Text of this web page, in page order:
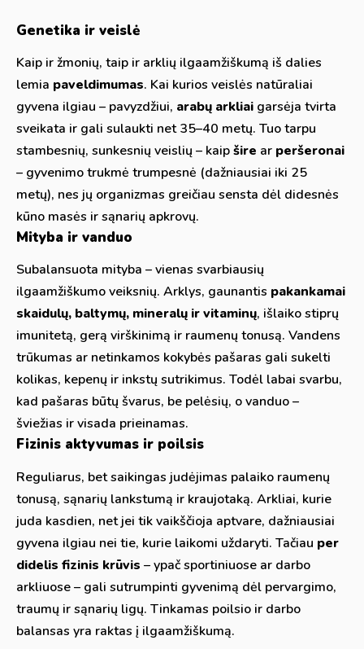
Genetika ir veislė
Kaip ir žmonių, taip ir arklių ilgaamžiškumą iš dalies
lemia paveldimumas. Kai kurios veislės natūraliai
gyvena ilgiau – pavyzdžiui, arabų arkliai garsėja tvirta
sveikata ir gali sulaukti net 35–40 metų. Tuo tarpu
stambesnių, sunkesnių veislių – kaipšire ar peršeronai
– gyvenimo trukmė trumpesnė (dažniausiai iki 25
metų), nes jų organizmas greičiau sensta dėl didesnės
kūno masės ir sąnarių apkrovų.
Mityba ir vanduo
Subalansuota mityba – vienas svarbiausių
ilgaamžiškumo veiksnių. Arklys, gaunantis pakankamai
skaidulų, baltymų, mineralų ir vitaminų, išlaiko stiprų
imunitetą, gerą virškinimą ir raumenų tonusą. Vandens
trūkumas ar netinkamos kokybės pašaras gali sukelti
kolikas, kepenų ir inkstų sutrikimus. Todėl labai svarbu,
kad pašaras būtų švarus, be pelėsių, o vanduo –
šviežias ir visada prieinamas.
Fizinis aktyvumas ir poilsis
Reguliarus, bet saikingas judėjimas palaiko raumenų
tonusą, sąnarių lankstumą ir kraujotaką. Arkliai, kurie
juda kasdien, net jei tik vaikščioja aptvare, dažniausiai
gyvena ilgiau nei tie, kurie laikomi uždaryti. Tačiau per
didelis fizinis krūvis – ypač sportiniuose ar darbo
arkliuose – gali sutrumpinti gyvenimą dėl pervargimo,
traumų ir sąnarių ligų. Tinkamas poilsio ir darbo
balansas yra raktas į ilgaamžiškumą.